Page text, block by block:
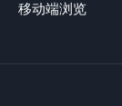
移动端浏览